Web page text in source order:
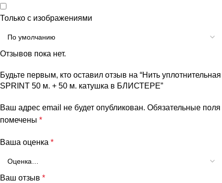
Только с изображениями
Отзывов пока нет.
Будьте первым, кто оставил отзыв на “Нить уплотнительная
SPRINT 50 м. + 50 м. катушка в БЛИСТЕРЕ”
Ваш адрес email не будет опубликован. Обязательные поля
помечены *
Ваша оценка *
Ваш отзыв *